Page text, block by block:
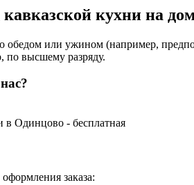
кухни на
обедом или ужином (например,
по высшему разряду.
Одинцово - бесплатная
заказа: